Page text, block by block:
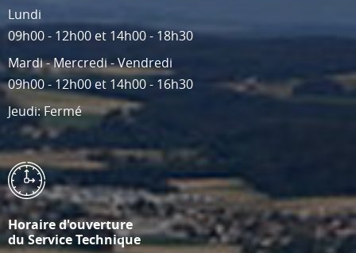
Lundi
09h00 - 12h00 et 14h00 - 18h30
Mardi - Mercredi - Vendredi
09h00 - 12h00 et 14h00 - 16h30
Jeudi: Fermé
Horaire d'ouverture
du Service Technique